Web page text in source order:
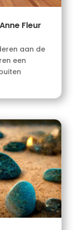
Fleur
aan de
een